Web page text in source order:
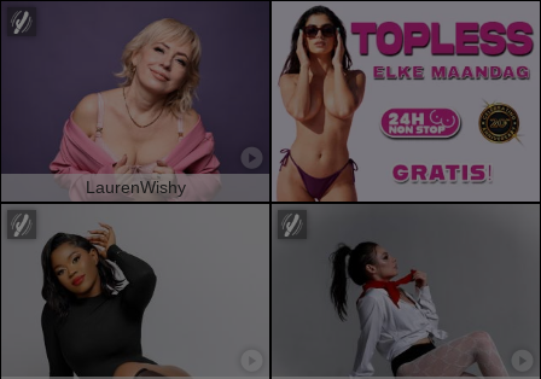
LaurenWishy